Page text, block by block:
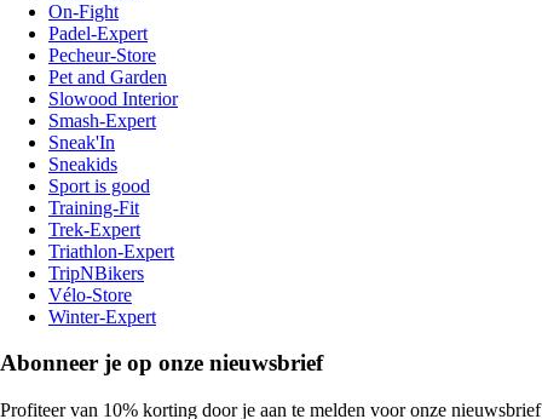
On-Fight
Padel-Expert
Pecheur-Store
Pet and Garden
Slowood Interior
Smash-Expert
Sneak'In
Sneakids
Sport is good
Training-Fit
Trek-Expert
Triathlon-Expert
TripNBikers
Vélo-Store
Winter-Expert
Abonneer je op onze nieuwsbrief
Profiteer van 10% korting door je aan te melden voor onze nieuwsbrief